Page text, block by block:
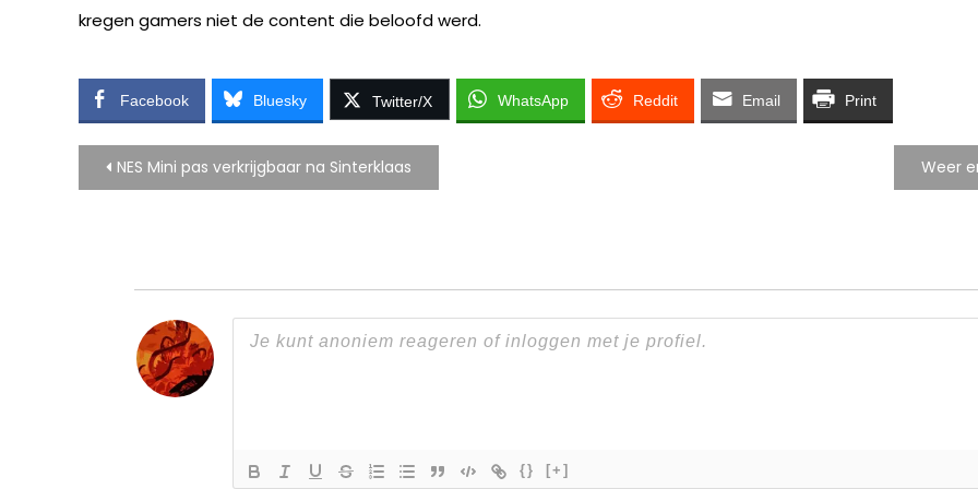
kregen gamers niet de content die beloofd werd.
Facebook Bluesky Twitter/X WhatsApp Reddit Email Print
Bericht
NES Mini pas verkrijgbaar na Sinterklaas Weer
{} [+]